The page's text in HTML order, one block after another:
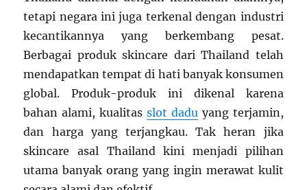
tetapi negara ini juga terkenal dengan industri
kecantikannya yang berkembang pesat.
Berbagai produk skincare dari Thailand telah
mendapatkan tempat di hati banyak konsumen
global. Produk-produk ini dikenal karena
bahan alami, kualitas slot daduyang terjamin,
dan harga yang terjangkau. Tak heran jika
skincare asal Thailand kini menjadi pilihan
utama banyak orang yang ingin merawat kulit